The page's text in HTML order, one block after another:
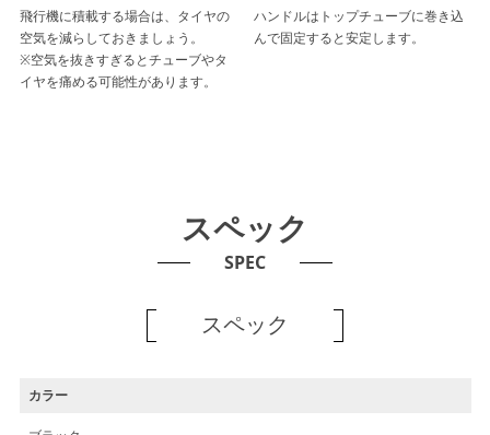
飛行機に積載する場合は、タイヤの
空気を減らしておきましょう。
※空気を抜きすぎるとチューブやタ
イヤを痛める可能性があります。
ハンドルはトップチューブに巻き込
んで固定すると安定します。
スペック
SPEC
スペック
カラー